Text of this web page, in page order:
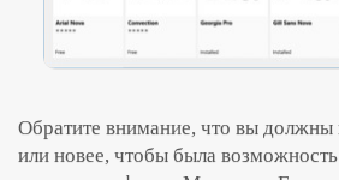
Обратите внимание, что вы должны
или новее, чтобы была возможность